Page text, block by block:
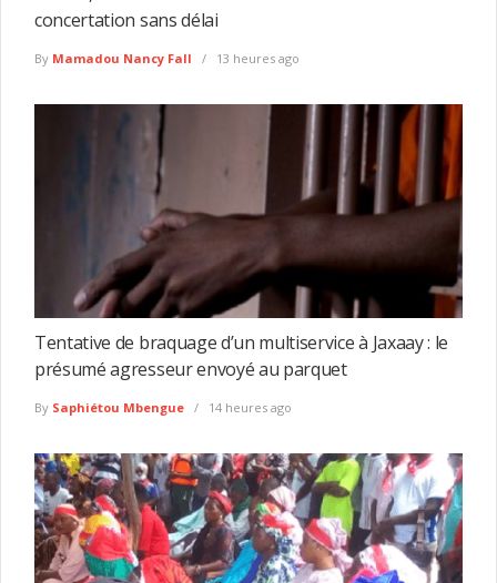
concertation sans délai
By Mamadou Nancy Fall 13 heures ago
Tentative de braquage d’un multiservice à Jaxaay : le
présumé agresseur envoyé au parquet
By Saphiétou Mbengue 14 heures ago